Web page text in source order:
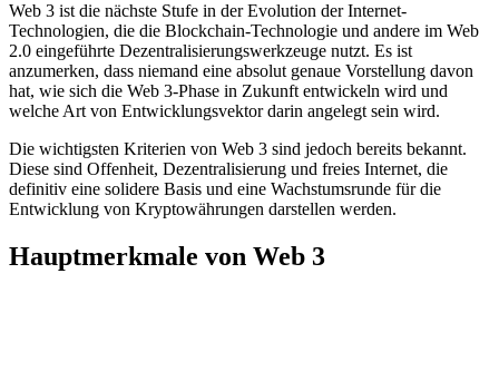
Web 3 ist die nächste Stufe in der Evolution der Internet-
Technologien, die die Blockchain-Technologie und andere im Web
2.0 eingeführte Dezentralisierungswerkzeuge nutzt. Es ist
anzumerken, dass niemand eine absolut genaue Vorstellung davon
hat, wie sich die Web 3-Phase in Zukunft entwickeln wird und
welche Art von Entwicklungsvektor darin angelegt sein wird.
Die wichtigsten Kriterien von Web 3 sind jedoch bereits bekannt.
Diese sind Offenheit, Dezentralisierung und freies Internet, die
definitiv eine solidere Basis und eine Wachstumsrunde für die
Entwicklung von Kryptowährungen darstellen werden.
Hauptmerkmale von Web 3